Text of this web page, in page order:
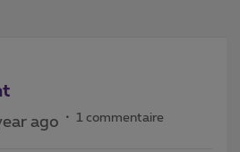
ago 1 commentaire